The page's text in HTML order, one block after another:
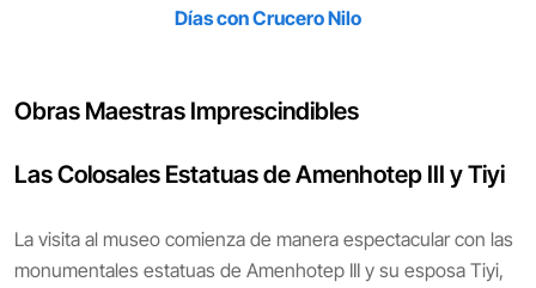
Días con Crucero Nilo
Obras Maestras Imprescindibles
Las Colosales Estatuas de Amenhotep III y Tiyi
La visita al museo comienza de manera espectacular con las
monumentales estatuas de Amenhotep III y su esposa Tiyi,